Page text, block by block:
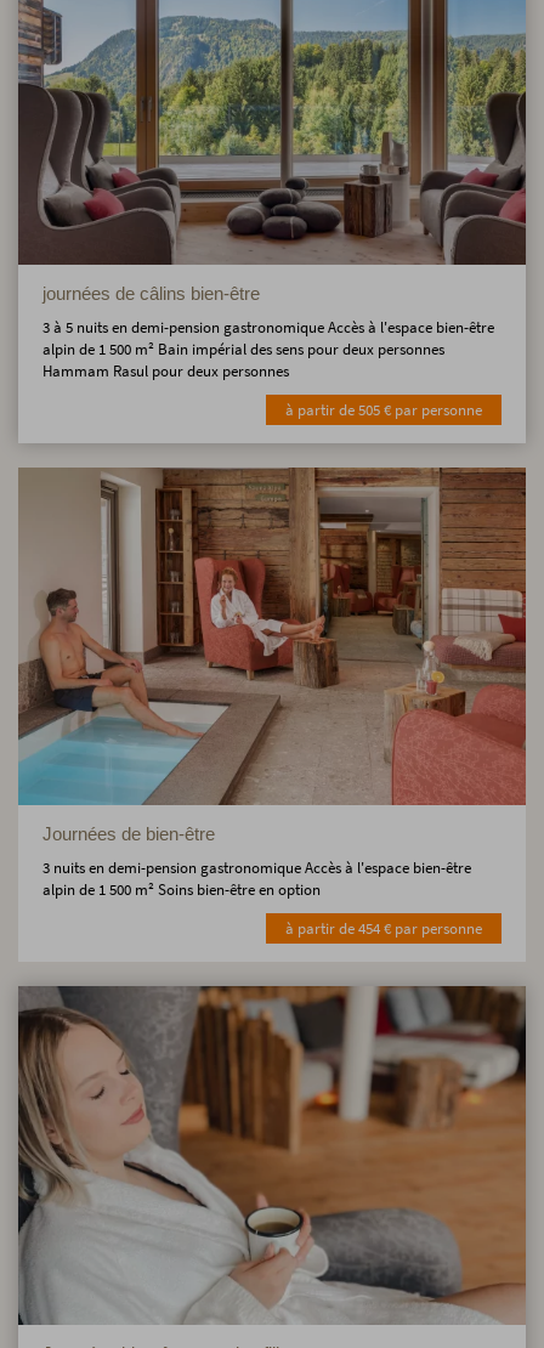
journées de câlins bien-être
3 à 5 nuits en demi-pension gastronomique Accès à l'espace bien-être
alpin de 1 500 m² Bain impérial des sens pour deux personnes
Hammam Rasul pour deux personnes
à partir de 505 € par personne
Journées de bien-être
3 nuits en demi-pension gastronomique Accès à l'espace bien-être
alpin de 1 500 m² Soins bien-être en option
à partir de 454 € par personne